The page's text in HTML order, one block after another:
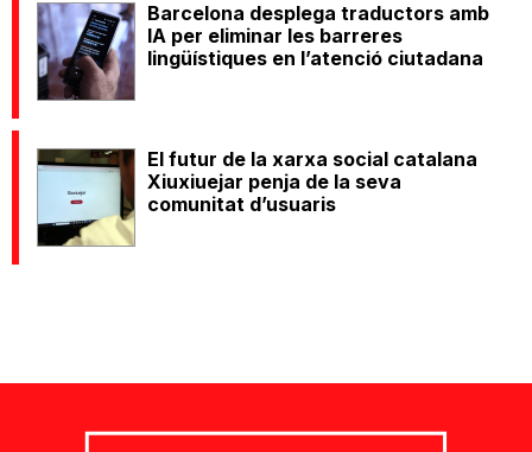
Barcelona desplega traductors amb
IA per eliminar les barreres
lingüístiques en l’atenció ciutadana
El futur de la xarxa social catalana
Xiuxiuejar penja de la seva
comunitat d’usuaris